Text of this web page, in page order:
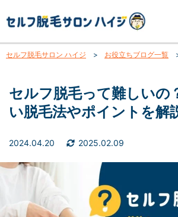
セルフ脱毛サロン ハイジ > お役立ちブログ一覧
セルフ脱毛って難しいの
い脱毛法やポイントを解
2024.04.20 2025.02.09